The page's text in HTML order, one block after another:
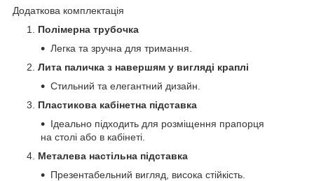
Додаткова комплектація
Полімерна трубочка
Легка та зручна для тримання.
Лита паличка з навершям у вигляді краплі
Стильний та елегантний дизайн.
Пластикова кабінетна підставка
Ідеально підходить для розміщення прапорця
на столі або в кабінеті.
Металева настільна підставка
Презентабельний вигляд, висока стійкість.